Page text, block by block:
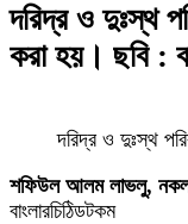
দরিদ্র ও দুঃস্থ
করা হয়। ছবি :
দরিদ্র ও দুঃস্থ
শফিউল আলম লাভলু, নকলা
বাংলারচিঠিডটকম